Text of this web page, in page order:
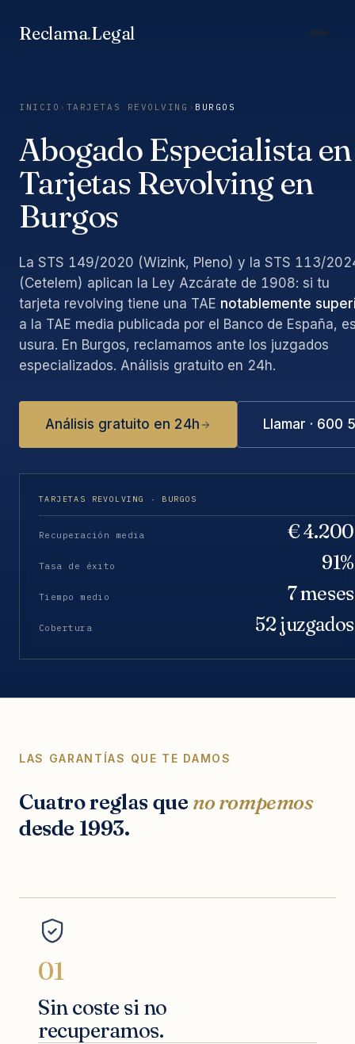
Reclama.Legal
INICIO › TARJETAS REVOLVING › BURGOS
Abogado Especialista en
Tarjetas Revolving en
Burgos
La STS 149/2020 (Wizink, Pleno) y la STS 113/
(Cetelem) aplican la Ley Azcárate de 1908: si tu
tarjeta revolving tiene una TAE notablemente
a la TAE media publicada por el Banco de España,
usura. En Burgos, reclamamos ante los juzgados
especializados. Análisis gratuito en 24h.
Análisis gratuito en 24h Llamar · 600
TARJETAS REVOLVING · BURGOS
Recuperación media € 4.200
Tasa de éxito 91%
Tiempo medio 7 meses
Cobertura 52 juzgados
LAS GARANTÍAS QUE TE DAMOS
Cuatro reglas que no rompemos
desde 1993.
01
Sin coste si no
recuperamos.